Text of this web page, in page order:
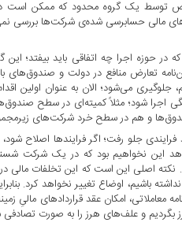
توسط یک گروه محدود که ممکن است
مالی حسابرسی شده‌ی شرکت‌ها بررسی
در حوزه اجرا چه اتفاقی باید بیفتد؛
تعارض منافع در دولت و صندوق‌های
جلوگیری می‌شود؛ الان به عنوان اولین
اجرا شود؛ مثلاً کمیته‌ای در سطح
و هم در سطح خرد شرکت‌های
فرایندی جلو رفت؛ اگر فرایندها
اصلی این است که این تخلفات مالی
نداشته باشیم، اوضاع تغییر نخواهد کرد.
معاملاتی، امکان عقد قراردادهای مالیِ
بگردیم و علف‌های هرز را به صورت تصادفی